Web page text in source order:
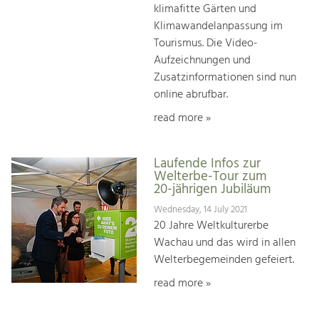
klimafitte Gärten und
Klimawandelanpassung im
Tourismus. Die Video-
Aufzeichnungen und
Zusatzinformationen sind nun
online abrufbar.
read more »
Laufende Infos zur
Welterbe-Tour zum
20-jährigen Jubiläum
Wednesday, 14 July 2021
20 Jahre Weltkulturerbe
Wachau und das wird in allen
Welterbegemeinden gefeiert.
read more »